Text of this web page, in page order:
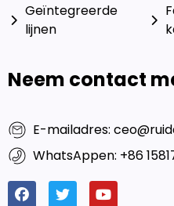
Geïntegreerde
lijnen
Neem contact
E-mailadres:
WhatsAppen: +86